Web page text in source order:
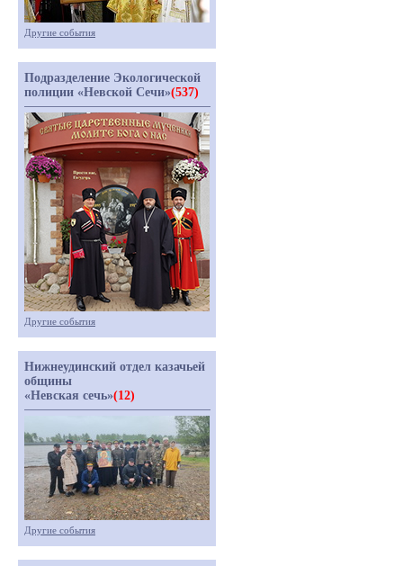
Другие события
Подразделение Экологической
полиции «Невской Сечи»(537)
Другие события
Нижнеудинский отдел казачьей
общины
«Невская сечь»(12)
Другие события